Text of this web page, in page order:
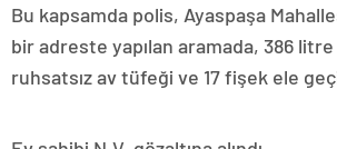
Bu kapsamda polis, Ayaspaşa
bir adreste yapılan aramada, 386
ruhsatsız av tüfeği ve 17 fişek ele